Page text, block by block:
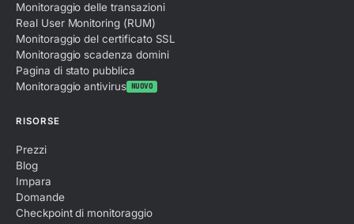
Monitoraggio delle transazioni
Real User Monitoring (RUM)
Monitoraggio del certificato SSL
Monitoraggio scadenza domini
Pagina di stato pubblica
Monitoraggio antivirus NUOVO
RISORSE
Prezzi
Blog
Impara
Domande
Checkpoint di monitoraggio